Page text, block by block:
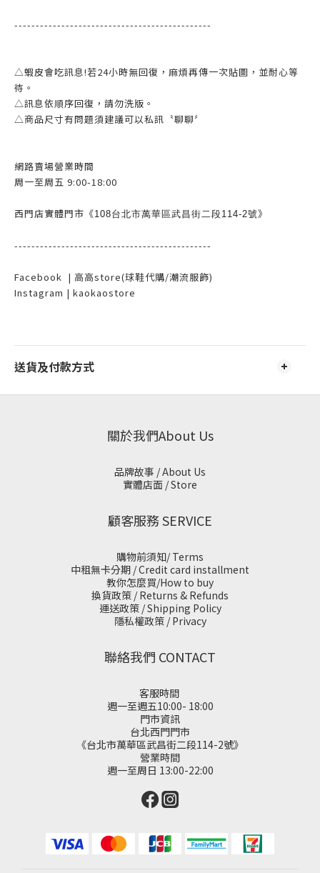
----------------------------------------------
△蝦皮會吃訊息!若24小時無回復，麻煩再傳一次貼圖，並耐心等
待。
△訊息依順序回復，請勿洗版。
△商品尺寸有問題須建議可以私訊〝聊聊〞
網路賣場營業時間
周一至周五 9:00-18:00
西門店實體門市《108台北市萬華區武昌街二段114-2號》
----------------------------------------------
Facebook | 高高store(球鞋代購/潮流服飾)
Instagram | kaokaostore
送貨及付款方式
關於我們About Us
品牌故事 / About Us
實體店面 / Store
顧客服務 SERVICE
購物前須知/ Terms
中租無卡分期 / Credit card installment
教你怎麼買/How to buy
換貨政策 / Returns & Refunds
運送政策 / Shipping Policy
隱私權政策 / Privacy
聯絡我們 CONTACT
客服時間
週一至週五10:00- 18:00
門市資訊
台北西門門市
《台北市萬華區武昌街二段114-2號》
營業時間
週一至周日 13:00-22:00